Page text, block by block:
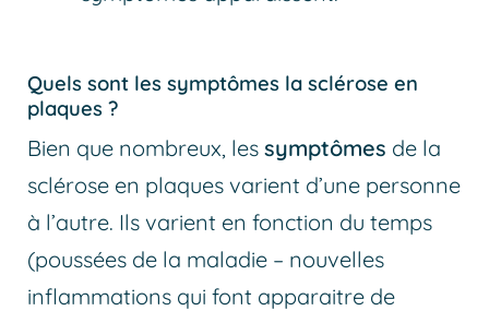
Quels sont les symptômes la sclérose en
plaques ?
Bien que nombreux, les symptômes de la
sclérose en plaques varient d’une personne
à l’autre. Ils varient en fonction du temps
(poussées de la maladie – nouvelles
inflammations qui font apparaitre de